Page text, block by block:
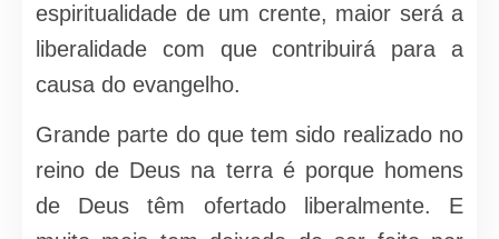
espiritualidade de um crente, maior será a
liberalidade com que contribuirá para a
causa do evangelho.
Grande parte do que tem sido realizado no
reino de Deus na terra é porque homens
de Deus têm ofertado liberalmente. E